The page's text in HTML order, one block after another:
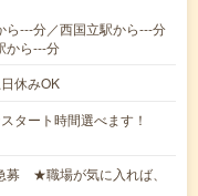
ら---分／西国立駅から---分
から---分
休みOK
タート時間選べます！
★職場が気に入れば、